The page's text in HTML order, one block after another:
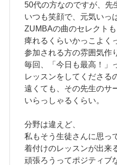
50代の方なのですが、先
いつも笑顔で、元気いっ
ZUMBAの曲のセレクト
痺れるくらいかっこよく
参加される方の雰囲気作
毎回、「今日も最高！」
レッスンをしてくださる
遠くても、その先生のサ
いらっしゃるくらい。
分野は違えど、
私もそう生徒さんに思っ
着付けのレッスンが出来
頑張ろうってポジティブ